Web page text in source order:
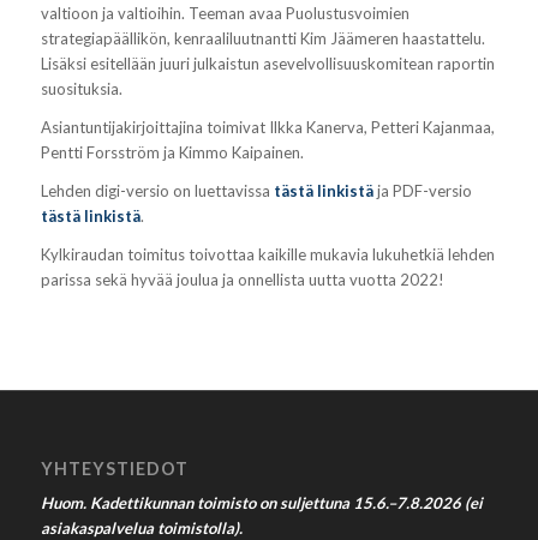
valtioon ja valtioihin. Teeman avaa Puolustusvoimien
strategiapäällikön, kenraaliluutnantti Kim Jäämeren haastattelu.
Lisäksi esitellään juuri julkaistun asevelvollisuuskomitean raportin
suosituksia.
Asiantuntijakirjoittajina toimivat Ilkka Kanerva, Petteri Kajanmaa,
Pentti Forsström ja Kimmo Kaipainen.
Lehden digi-versio on luettavissa tästä linkistäja PDF-versio
tästä linkistä.
Kylkiraudan toimitus toivottaa kaikille mukavia lukuhetkiä lehden
parissa sekä hyvää joulua ja onnellista uutta vuotta 2022!
YHTEYSTIEDOT
Huom. Kadettikunnan toimisto on suljettuna 15.6.–7.8.2026 (ei
asiakaspalvelua toimistolla).